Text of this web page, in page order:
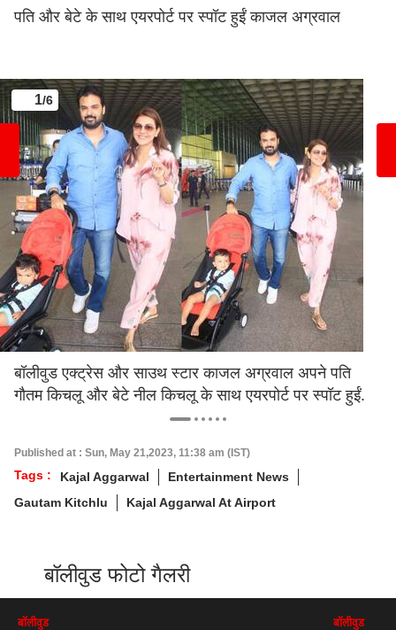
पति और बेटे के साथ एयरपोर्ट पर स्पॉट हुईं काजल अग्रवाल
1/6
बॉलीवुड एक्ट्रेस और साउथ स्टार काजल अग्रवाल अपने पति
गौतम किचलू और बेटे नील किचलू के साथ एयरपोर्ट पर स्पॉट हुईं.
Published at : Sun, May 21,2023, 11:38 am (IST)
Tags : Kajal Aggarwal
Entertainment News
Gautam Kitchlu
Kajal Aggarwal At Airport
बॉलीवुड फोटो गैलरी
बॉलीवुड बॉलीवुड